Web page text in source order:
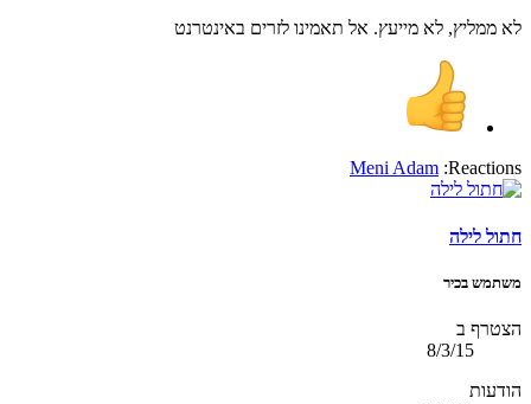
לא ממליץ, לא מייעץ. אל תאמינו לזרים באינטרנט
Reactions:
Meni Adam
חתול לילה
משתמש בכיר
הצטרף ב
8/3/15
הודעות